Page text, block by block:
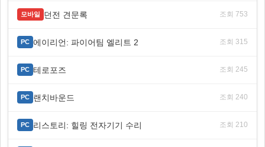
모바일 던전 견문록 조회 753
PC 에이리언: 파이어팀 엘리트 2 조회 315
PC 테로포즈 조회 245
PC 랜치바운드 조회 240
PC 리스토리: 힐링 전자기기 수리 조회 210